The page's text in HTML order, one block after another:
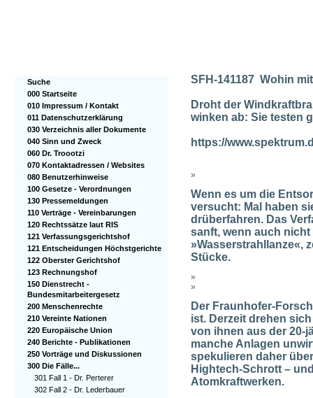
Suche
000 Startseite
010 Impressum / Kontakt
011 Datenschutzerklärung
030 Verzeichnis aller Dokumente
040 Sinn und Zweck
060 Dr. Troootzi
070 Kontaktadressen / Websites
080 Benutzerhinweise
100 Gesetze - Verordnungen
130 Pressemeldungen
110 Verträge - Vereinbarungen
120 Rechtssätze laut RIS
121 Verfassungsgerichtshof
121 Entscheidungen Höchstgerichte
122 Oberster Gerichtshof
123 Rechnungshof
150 Dienstrecht -
Bundesmitarbeitergesetz
200 Menschenrechte
210 Vereinte Nationen
220 Europäische Union
240 Berichte - Publikationen
250 Vorträge und Diskussionen
300 Die Fälle...
301 Fall 1 - Dr. Perterer
302 Fall 2 - Dr. Lederbauer
SFH-141187 Wohin
Droht der
winken ab: Sie testen
https://
»
Wenn es um die
versucht: Mal haben
drüberfahren. Das
sanft, wenn auch
»Wasserstrahllanze«,
Stücke.
»
»
Der Fraunhofer-
ist. Derzeit drehen
von ihnen aus der 20-
manche Anlagen
spekulieren daher
Hightech-Schrott –
Atomkraftwerken.